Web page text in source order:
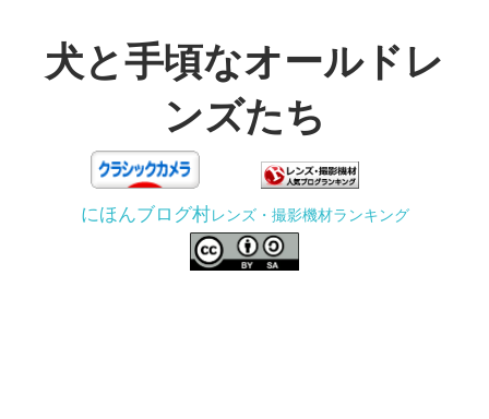
テ犬と手頃なオールドレ
ンズたち
にほんブログ村レンズ・撮影機材ランキング